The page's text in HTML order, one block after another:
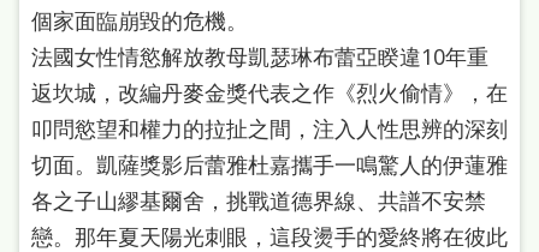
個家面臨崩毀的危機。
法國女性情慾解放教母凱瑟琳布蕾亞睽違10年重
返坎城，改編丹麥金獎代表之作《烈火偷情》，在
叩問慾望和權力的拉扯之間，注入人性思辨的深刻
切面。凱薩獎影后蕾雅杜嘉攜手一鳴驚人的伊蓮雅
各之子山繆基爾舍，挑戰道德界線、共譜不安禁
戀。那年夏天陽光刺眼，這段燙手的愛終將在彼此